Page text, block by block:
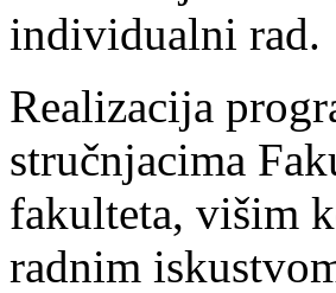
individualni rad.
Realizacija
stručnjacima
fakulteta, višim
radnim